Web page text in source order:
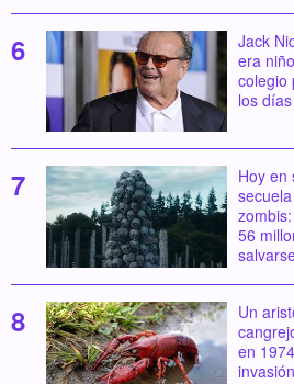
Jack
era
colegio
los
Hoy en
56
Un
en